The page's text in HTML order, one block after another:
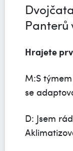
Panterů
Hrajete
M:S
se
D: Jsem